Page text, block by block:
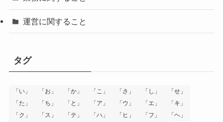
運営に関すること
タグ
「い」 「お」 「か」 「こ」 「さ」 「し」
「せ」
「た」
「ち」 「と」 「ア」 「ウ」 「エ」
「キ」
「ク」
「ス」 「テ」 「ハ」 「ヒ」 「フ」 「ヘ」